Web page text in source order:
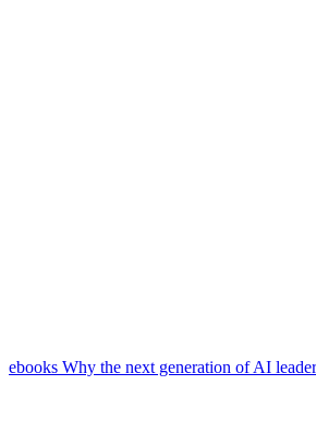
ebooks Why the next generation of AI